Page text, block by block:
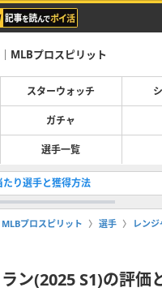
MLBプロスピリット
スターウォッチ
ガチャ
選手一覧
り選手と獲得方法
プロスピリット 選手 レンジ
ン(2025 S1)の評価